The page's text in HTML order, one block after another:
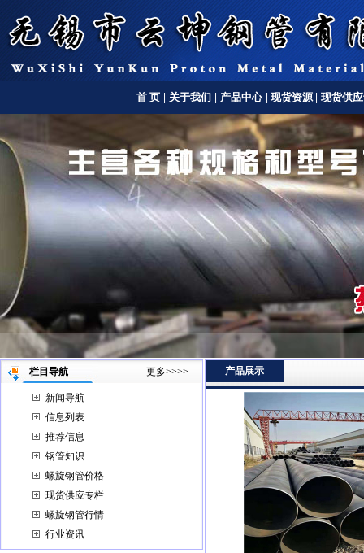
首 页| 关于我们 产品中心| 现货资源 现货供
栏目导航 更多>>>>
新闻导航
信息列表
推荐信息
钢管知识
螺旋钢管价格
现货供应专栏
螺旋钢管行情
行业资讯
产品展示